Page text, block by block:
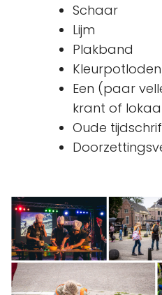
Schaar
Lijm
Plakband
Een (paar
krant of
Oude